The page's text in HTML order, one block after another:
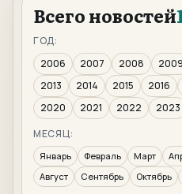
Всего новостей
ГОД:
2006
2007 2008 2009
2013
2014 2015 2016
2020
2021 2022 2023
МЕСЯЦ:
Январь Февраль Март
Август
Сентябрь Октябрь